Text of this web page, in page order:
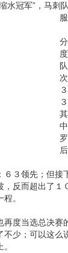
水冠军”，马刺
服
３领先；但接
反而超出了１
。
度当选总决赛
少；可以这么